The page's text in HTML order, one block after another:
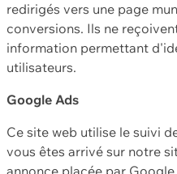
redirigés vers une page
conversions. Ils ne
information permettant
utilisateurs.
Google Ads
Ce site web utilise le suivi
vous êtes arrivé sur notre